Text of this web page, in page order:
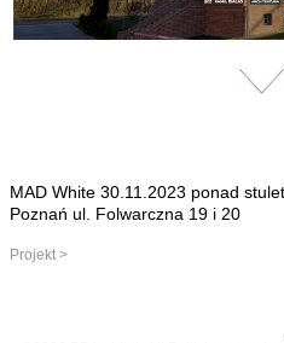
MAD White 30.11.2023 ponad
Poznań ul. Folwarczna 19 i 20
Projekt >